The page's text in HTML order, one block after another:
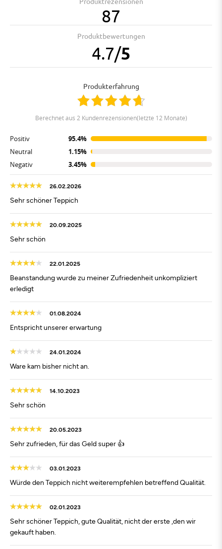
87
Produktbewertungen
4.7/5
Produkterfahrung
berechnet aus 2 Kundenrezensionen(letzte 12 Monate)
Positiv
95.4%
Neutral
1.15%
Negativ
3.45%
26.02.2026
Sehr schöner Teppich
20.09.2025
Sehr schön
22.01.2025
Beanstandung wurde zu meiner Zufriedenheit unkompliziert
erledigt
01.08.2024
Entspricht unserer erwartung
24.01.2024
Ware kam bisher nicht an.
14.10.2023
Sehr schön
20.05.2023
Sehr zufrieden, für das Geld super 👍
03.01.2023
Würde den Teppich nicht weiterempfehlen betreffend Qualität.
02.01.2023
Sehr schöner Teppich, gute Qualität, nicht der erste ,den wir
gekauft haben.